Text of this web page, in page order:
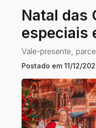
Natal das
especiais
Vale-presente,
Postado em 11/12/